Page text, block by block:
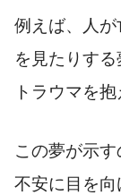
例えば、人
を見たりす
トラウマを
この夢が示
不安に目を